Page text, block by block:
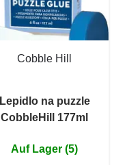
Cobble Hill
Lepidlo na puzzle
CobbleHill 177ml
Auf Lager (5)